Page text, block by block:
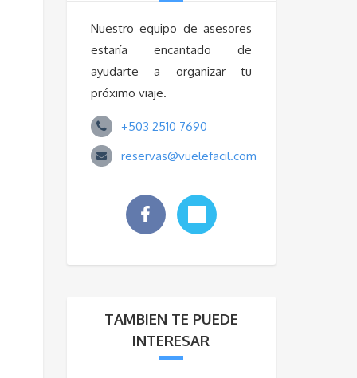
Nuestro equipo de asesores
estaría encantado de
ayudarte a organizar tu
próximo viaje.
+503 2510 7690
reservas@vuelefacil.com
TAMBIEN TE PUEDE
INTERESAR